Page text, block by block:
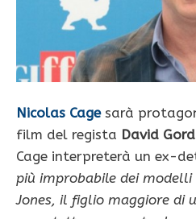
Nicolas Cagesarà
film del regista David
Cage interpreterà un ex-
più improbabile dei modelli
Jones, il figlio maggiore di